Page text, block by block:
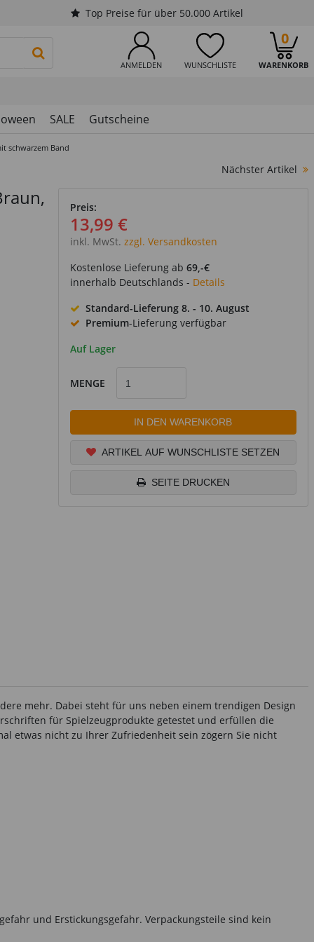
Top Preise für über 50.000 Artikel
ANMELDEN WUNSCHLISTE WARENKORB
0
PRODUKTSUCHE STARTEN
SALE Gutscheine
schwarzem Band
Nächster Artikel
Preis:
13,99 €
inkl. MwSt. zzgl. Versandkosten
Kostenlose Lieferung ab 69,-€
innerhalb Deutschlands - Details
Standard-Lieferung 8. - 10. August
Premium-Lieferung verfügbar
Auf Lager
MENGE
IN DEN WARENKORB
ARTIKEL AUF WUNSCHLISTE SETZEN
SEITE DRUCKEN
mehr. Dabei steht für uns neben einem trendigen Design
für Spielzeugprodukte getestet und erfüllen die
etwas nicht zu Ihrer Zufriedenheit sein zögern Sie nicht
und Erstickungsgefahr. Verpackungsteile sind kein